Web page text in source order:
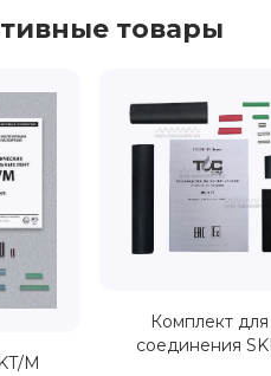
товары
M
Комплект для
соединения